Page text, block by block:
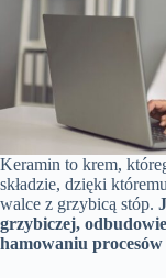
Keramin to krem,
składzie, dzięki
walce z grzybicą stóp.
grzybiczej,
hamowaniu